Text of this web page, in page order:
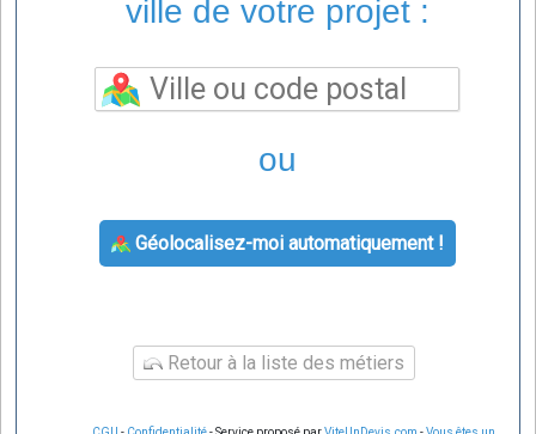
ville de votre projet :
ou
Géolocalisez-moi automatiquement !
Retour à la liste des métiers